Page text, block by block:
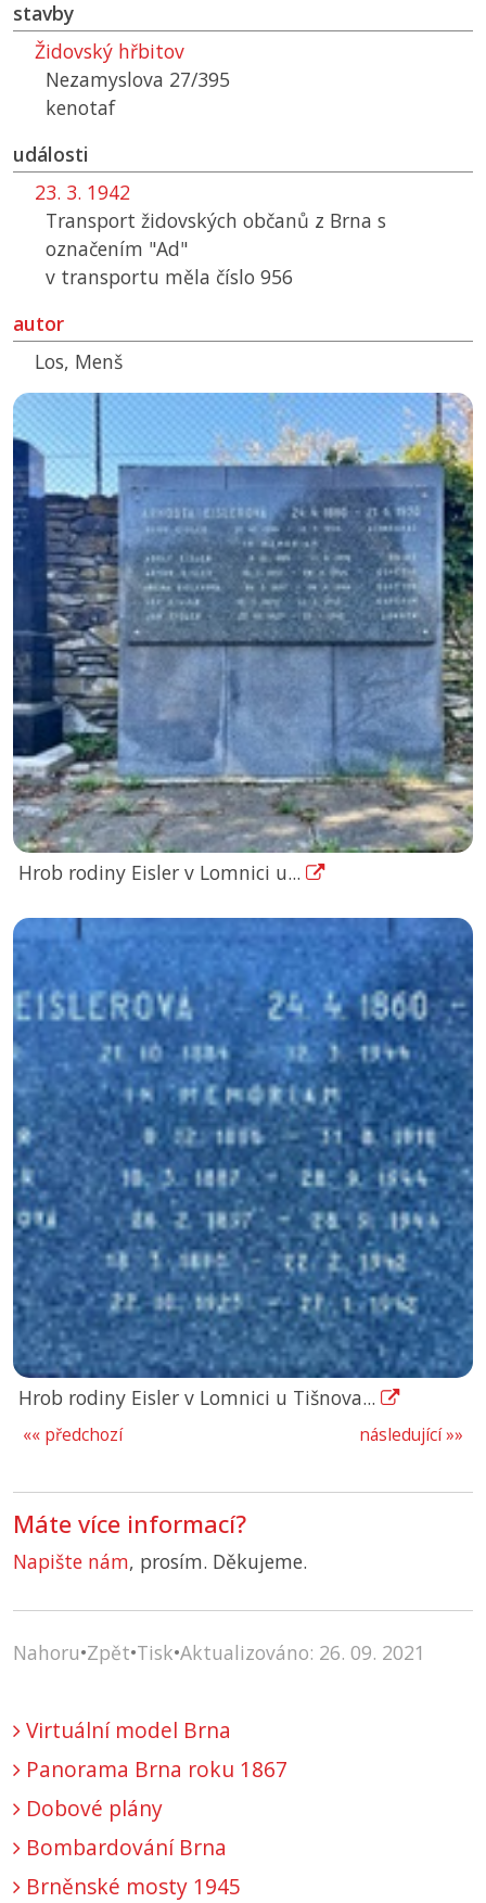
stavby
Židovský hřbitov
Nezamyslova 27/395
kenotaf
události
23. 3. 1942
Transport židovských občanů z Brna s
označením "Ad"
v transportu měla číslo 956
autor
Los, Menš
Hrob rodiny Eisler v Lomnici u...
Hrob rodiny Eisler v Lomnici u Tišnova...
následující »»
«« předchozí
Máte více informací?
Napište nám, prosím. Děkujeme.
Nahoru•Zpět•Tisk•Aktualizováno: 26. 09. 2021
Virtuální model Brna
Panorama Brna roku 1867
Dobové plány
Bombardování Brna
Brněnské mosty 1945